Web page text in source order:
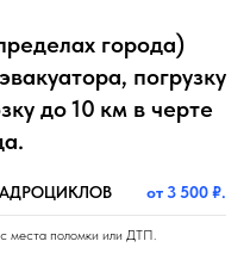
города)
погрузку
до 10 км в черте
от 3 500 ₽.
места поломки или ДТП.